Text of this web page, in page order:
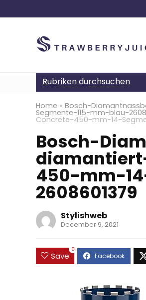
Rubriken durchsuchen
Home » Bosch-
Segmente-115-mm-blau-
Concrete-450-mm-14-
Bosch-
450-mm-
2608601379
Stylishweb
December 9, 2021
Save
0